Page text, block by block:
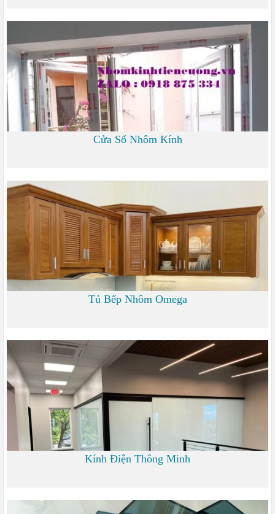
Cửa Sổ Nhôm Kính
Tủ Bếp Nhôm Omega
6.000
Kính Điện Thông Minh